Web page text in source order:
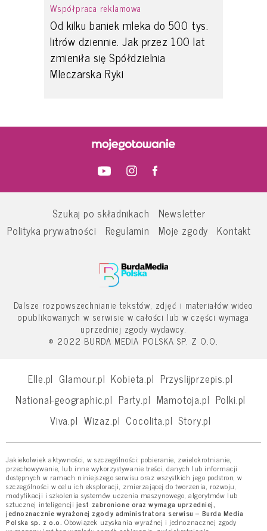
Współpraca reklamowa
Od kilku baniek mleka do 500 tys.
litrów dziennie. Jak przez 100 lat
zmieniła się Spółdzielnia
Mleczarska Ryki
Szukaj po składnikach
Newsletter
Polityka prywatności
Regulamin Moje zgody Kontakt
Dalsze rozpowszechnianie tekstów, zdjęć i materiałów wideo
opublikowanych w serwisie w całości lub w części wymaga
uprzedniej zgody wydawcy.
© 2022 BURDA MEDIA POLSKA SP. Z O.O.
Elle.pl Glamour.pl Kobieta.pl Przyslijprzepis.pl
National-geographic.pl Party.pl Mamotoja.pl Polki.pl
Viva.pl Wizaz.pl Cocolita.pl Story.pl
Jakiekolwiek aktywności, w szczególności: pobieranie, zwielokrotnianie,
przechowywanie, lub inne wykorzystywanie treści, danych lub informacji
dostępnych w ramach niniejszego serwisu oraz wszystkich jego podstron, w
szczególności w celu ich eksploracji, zmierzającej do tworzenia, rozwoju,
modyfikacji i szkolenia systemów uczenia maszynowego, algorytmów lub
sztucznej inteligencji jest zabronione oraz wymaga uprzedniej,
jednoznacznie wyrażonej zgody administratora serwisu – Burda Media
Polska sp. z o.o. Obowiązek uzyskania wyraźnej i jednoznacznej zgody